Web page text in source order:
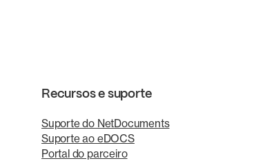
Recursos e suporte
Suporte do NetDocuments
Suporte ao eDOCS
Portal do parceiro